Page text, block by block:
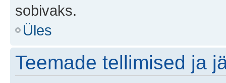
sobivaks.
Üles
Teemade tellimised ja